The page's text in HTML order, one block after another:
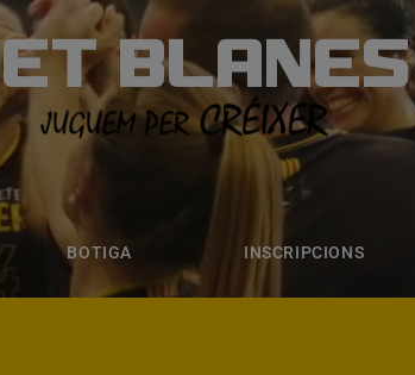
BLANES
BOTIGA
INSCRIPCIONS
INSCRIPCIONS